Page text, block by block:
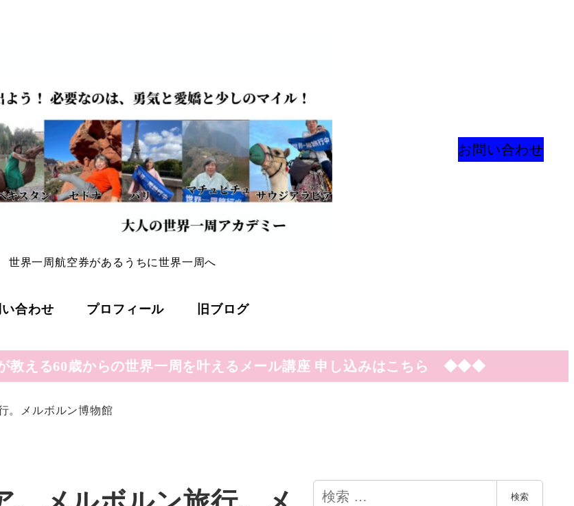
世界一周航空券があるうちに世界一周へ
お問い合わせ
い合わせ プロフィール 旧ブログ
える60歳からの世界一周を叶えるメール講座 申し込みはこちら ◆◆◆
。メルボルン博物館
検
検索